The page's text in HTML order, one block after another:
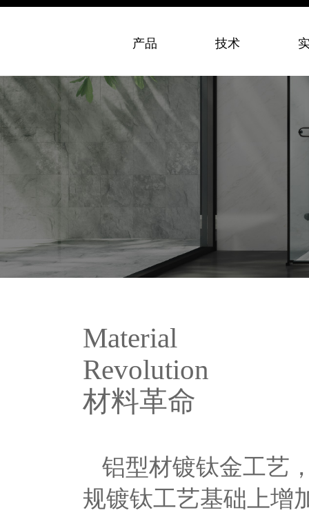
产品 技术
Material
Revolution
材料革命
铝型材镀钛金工艺
规镀钛工艺基础上增